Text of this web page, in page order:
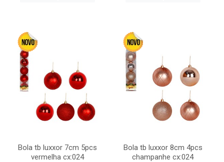
Bola tb luxxor 7cm 5pcs
vermelha cx:024
Bola tb luxxor 8cm 4pcs
champanhe cx:024